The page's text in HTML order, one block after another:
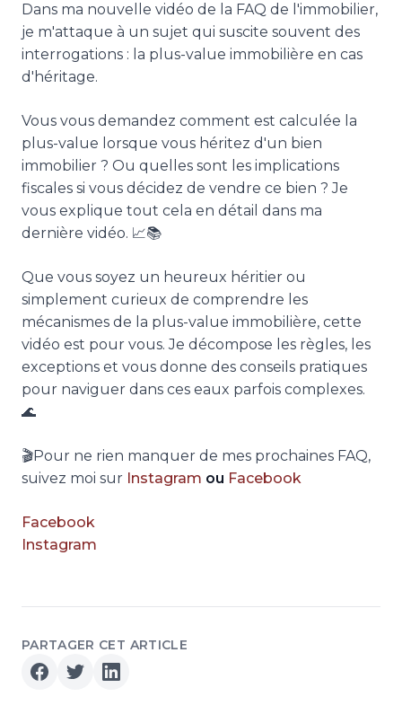
Dans ma nouvelle vidéo de la FAQ de l'immobilier,
je m'attaque à un sujet qui suscite souvent des
interrogations : la plus-value immobilière en cas
d'héritage.
Vous vous demandez comment est calculée la
plus-value lorsque vous héritez d'un bien
immobilier ? Ou quelles sont les implications
fiscales si vous décidez de vendre ce bien ? Je
vous explique tout cela en détail dans ma
dernière vidéo. 📈📚
Que vous soyez un heureux héritier ou
simplement curieux de comprendre les
mécanismes de la plus-value immobilière, cette
vidéo est pour vous. Je décompose les règles, les
exceptions et vous donne des conseils pratiques
pour naviguer dans ces eaux parfois complexes.
🌊
🎬Pour ne rien manquer de mes prochaines FAQ,
suivez moi sur Instagram ou Facebook
Facebook
Instagram
PARTAGER CET ARTICLE